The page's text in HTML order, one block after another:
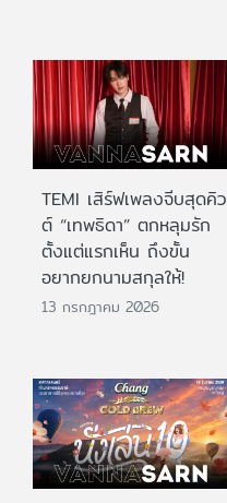
TEMI เสิร์ฟเพลงจีบสุดคิว
ต์ “เทพธิดา” ตกหลุมรัก
ตั้งแต่แรกเห็น ถึงขั้น
อยากยกนามสกุลให้!
13 กรกฎาคม 2026